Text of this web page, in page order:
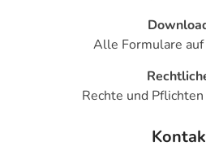
Alle Formulare
Rechte und